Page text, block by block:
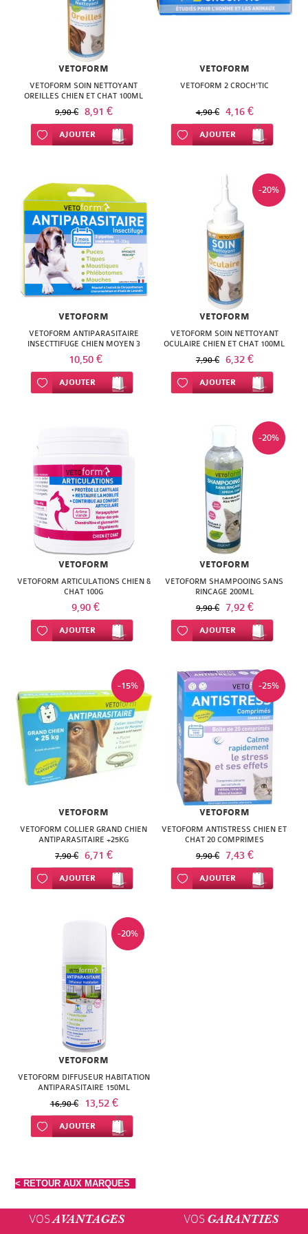
URGO
VETOFORM
VETOFORM SOIN NETTOYANT
OREILLES CHIEN ET CHAT 100ML
9,90 € 8,91 €
Ajouter à ma liste d’envie
AJOUTER
VETOFORM
VETOFORM 2 CROCH'TIC
4,90 € 4,16 €
Ajouter à ma liste d’envie
AJOUTER
VETOFORM
VETOFORM ANTIPARASITAIRE
INSECTTIFUGE CHIEN MOYEN 3
PIPETTES
10,50 €
Ajouter à ma liste d’envie
AJOUTER
-20%
VETOFORM
VETOFORM SOIN NETTOYANT
OCULAIRE CHIEN ET CHAT 100ML
7,90 € 6,32 €
Ajouter à ma liste d’envie
AJOUTER
VETOFORM
VETOFORM ARTICULATIONS CHIEN &
CHAT 100G
9,90 €
Ajouter à ma liste d’envie
AJOUTER
-20%
VETOFORM
VETOFORM SHAMPOOING SANS
RINCAGE 200ML
9,90 € 7,92 €
Ajouter à ma liste d’envie
AJOUTER
-15%
VETOFORM
VETOFORM COLLIER GRAND CHIEN
ANTIPARASITAIRE +25KG
7,90 € 6,71 €
Ajouter à ma liste d’envie
AJOUTER
-25%
VETOFORM
VETOFORM ANTISTRESS CHIEN ET
CHAT 20 COMPRIMES
9,90 € 7,43 €
Ajouter à ma liste d’envie
AJOUTER
-20%
VETOFORM
VETOFORM DIFFUSEUR HABITATION
ANTIPARASITAIRE 150ML
16,90 € 13,52 €
Ajouter à ma liste d’envie
AJOUTER
< RETOUR AUX MARQUES
VOS AVANTAGES VOS GARANTIES